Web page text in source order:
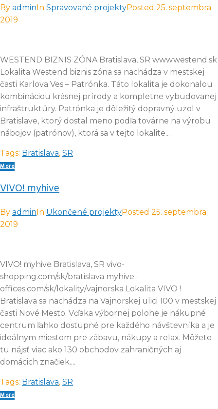
By admin In Spravované projektyPosted 25. septembra
2019
WESTEND BIZNIS ZÓNA Bratislava, SR www.westend.sk
Lokalita Westend biznis zóna sa nachádza v mestskej
časti Karlova Ves – Patrónka. Táto lokalita je dokonalou
kombináciou krásnej prírody a kompletne vybudovanej
infraštruktúry. Patrónka je dôležitý dopravný uzol v
Bratislave, ktorý dostal meno podľa továrne na výrobu
nábojov (patrónov), ktorá sa v tejto lokalite...
Tags: Bratislava, SR
More
VIVO! myhive
By admin In Ukončené projektyPosted 25. septembra
2019
VIVO! myhive Bratislava, SR vivo-
shopping.com/sk/bratislava myhive-
offices.com/sk/lokality/vajnorska Lokalita VIVO !
Bratislava sa nachádza na Vajnorskej ulici 100 v mestskej
časti Nové Mesto. Vďaka výbornej polohe je nákupné
centrum ľahko dostupné pre každého návštevníka a je
ideálnym miestom pre zábavu, nákupy a relax. Môžete
tu nájsť viac ako 130 obchodov zahraničných aj
domácich značiek....
Tags: Bratislava, SR
More